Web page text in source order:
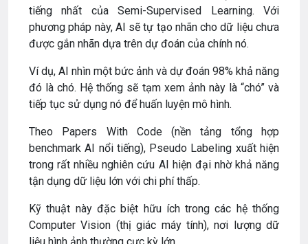
tiếng nhất của Semi-Supervised Learning. Với
phương pháp này, AI sẽ tự tạo nhãn cho dữ liệu chưa
được gắn nhãn dựa trên dự đoán của chính nó.
Ví dụ, AI nhìn một bức ảnh và dự đoán 98% khả năng
đó là chó. Hệ thống sẽ tạm xem ảnh này là “chó” và
tiếp tục sử dụng nó để huấn luyện mô hình.
Theo Papers With Code (nền tảng tổng hợp
benchmark AI nổi tiếng), Pseudo Labeling xuất hiện
trong rất nhiều nghiên cứu AI hiện đại nhờ khả năng
tận dụng dữ liệu lớn với chi phí thấp.
Kỹ thuật này đặc biệt hữu ích trong các hệ thống
Computer Vision (thị giác máy tính), nơi lượng dữ